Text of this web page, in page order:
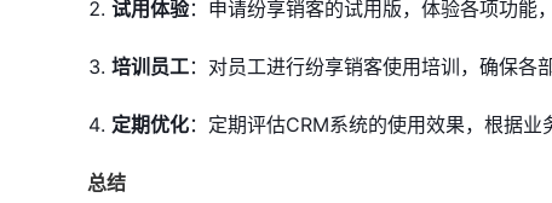
试用体验：申请纷享销客的试用版，体验各项功能
培训员工：对员工进行纷享销客使用培训，确保各
定期优化：定期评估CRM系统的使用效果，根据业
总结